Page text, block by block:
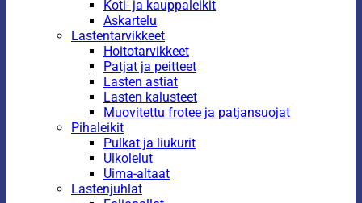
Koti- ja kauppaleikit
Askartelu
Lastentarvikkeet
Hoitotarvikkeet
Patjat ja peitteet
Lasten astiat
Lasten kalusteet
Muovitettu frotee ja patjansuojat
Pihaleikit
Pulkat ja liukurit
Ulkolelut
Uima-altaat
Lastenjuhlat